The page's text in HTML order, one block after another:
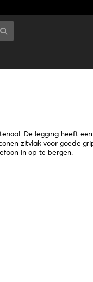
De legging heeft
zitvlak voor goede
in op te bergen.